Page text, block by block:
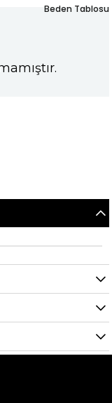
Beden Tablosu